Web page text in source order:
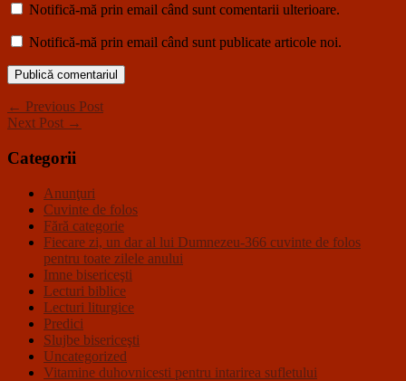
Notifică-mă prin email când sunt comentarii ulterioare.
Notifică-mă prin email când sunt publicate articole noi.
← Previous Post
Next Post →
Categorii
Anunţuri
Cuvinte de folos
Fără categorie
Fiecare zi, un dar al lui Dumnezeu-366 cuvinte de folos
pentru toate zilele anului
Imne bisericeşti
Lecturi biblice
Lecturi liturgice
Predici
Slujbe bisericeşti
Uncategorized
Vitamine duhovnicesti pentru intarirea sufletului